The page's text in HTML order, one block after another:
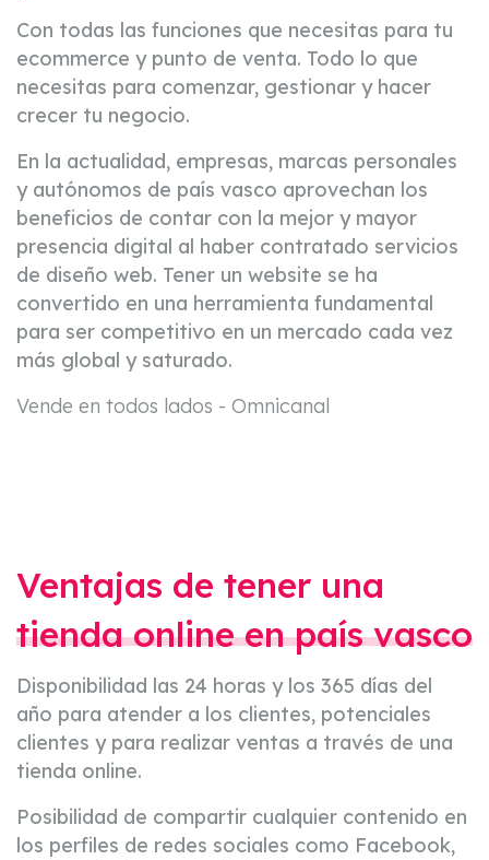
Con todas las funciones que necesitas para tu
ecommerce y punto de venta. Todo lo que
necesitas para comenzar, gestionar y hacer
crecer tu negocio.
En la actualidad, empresas, marcas personales
y autónomos de país vasco aprovechan los
beneficios de contar con la mejor y mayor
presencia digital al haber contratado servicios
de diseño web. Tener un website se ha
convertido en una herramienta fundamental
para ser competitivo en un mercado cada vez
más global y saturado.
Vende en todos lados - Omnicanal
Ventajas de tener una
tienda online en país vasco
Disponibilidad las 24 horas y los 365 días del
año para atender a los clientes, potenciales
clientes y para realizar ventas a través de una
tienda online.
Posibilidad de compartir cualquier contenido en
los perfiles de redes sociales como Facebook,